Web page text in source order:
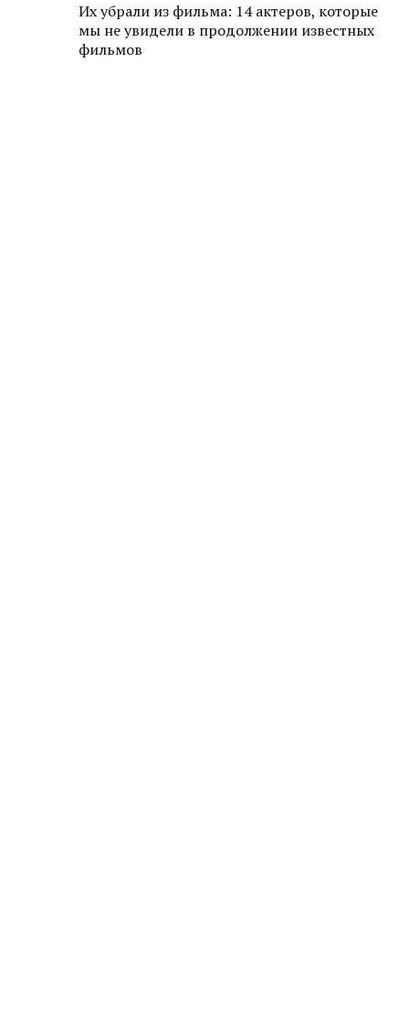
Их убрали из фильма: 14 актеров, которые
мы не увидели в продолжении известных
фильмов